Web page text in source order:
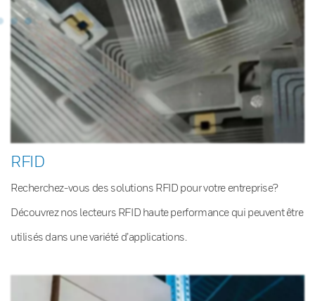
RFID
Recherchez-vous des solutions RFID pour votre entreprise?
Découvrez nos lecteurs RFID haute performance qui peuvent être
utilisés dans une variété d’applications.